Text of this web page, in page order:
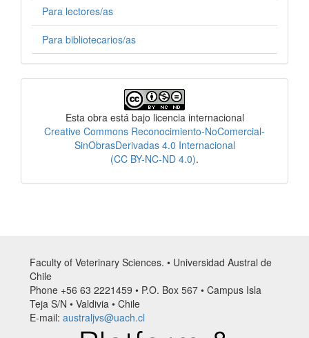
Para lectores/as
Para bibliotecarios/as
Esta obra está bajo licencia internacional
Creative Commons Reconocimiento-NoComercial-
SinObrasDerivadas 4.0 Internacional
(CC BY-NC-ND 4.0).
Faculty of Veterinary Sciences. • Universidad Austral de
Chile
Phone +56 63 2221459 • P.O. Box 567 • Campus Isla
Teja S/N • Valdivia • Chile
E-mail: australjvs@uach.cl